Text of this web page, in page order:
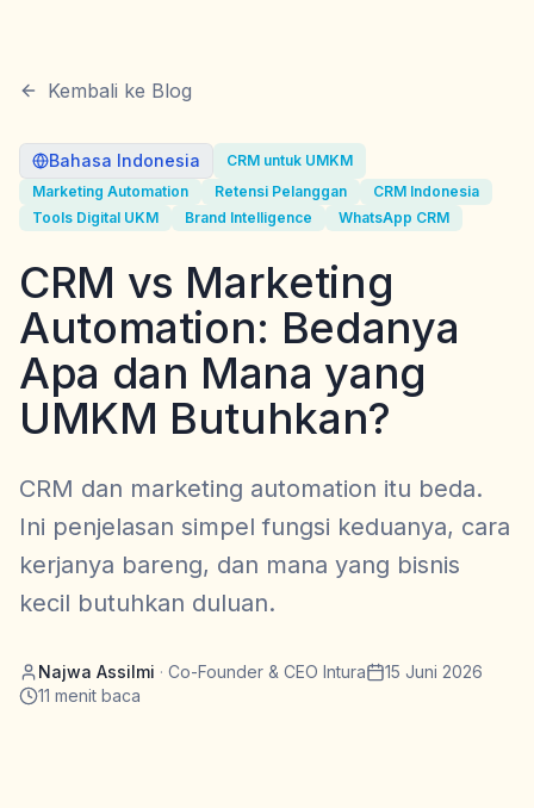
Kembali ke Blog
Bahasa Indonesia
CRM untuk UMKM
Marketing Automation
Retensi Pelanggan
CRM Indonesia
Tools Digital UKM
Brand Intelligence WhatsApp CRM
CRM vs Marketing
Automation: Bedanya
Apa dan Mana yang
UMKM Butuhkan?
CRM dan marketing automation itu beda.
Ini penjelasan simpel fungsi keduanya, cara
kerjanya bareng, dan mana yang bisnis
kecil butuhkan duluan.
Najwa Assilmi · Co-Founder & CEO Intura
15 Juni 2026
11 menit baca